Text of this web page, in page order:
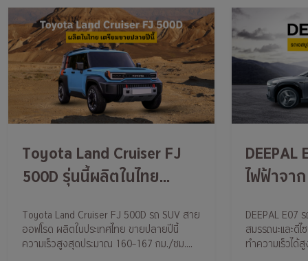
Toyota Land Cruiser FJ
500D รุ่นนี้ผลิตในไทย
Toyota Land Cruiser FJ 500D รถ SUV สาย
ออฟโรด ผลิตในประเทศไทย ขายปลายปีนี้
ความเร็วสูงสุดประมาณ 160–167 กม./ชม.
ไฟฟ้าจา
ออกแบบ
ไลฟ์สไต
DEEPAL E07
สมรรถนะและดี
ทำความเร็วได้